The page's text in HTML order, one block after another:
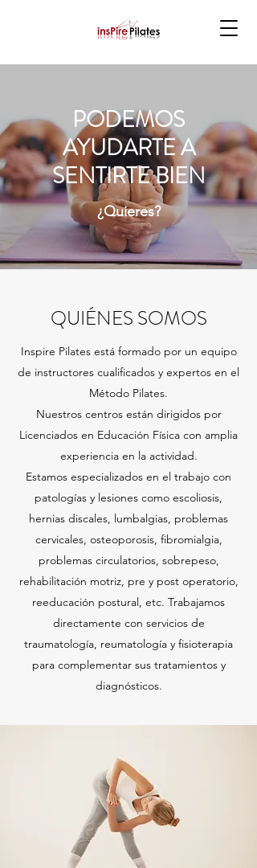
PODEMOS
AYUDARTE A
SENTIRTE BIEN
¿Quieres?
QUIÉNES SOMOS
Inspire Pilates está formado por un equipo
de instructores cualificados y expertos en el
Método Pilates.
Nuestros centros están dirigidos por
Licenciados en Educación Física con amplia
experiencia en la actividad.
Estamos especializados en el trabajo con
patologías y lesiones como escoliosis,
hernias discales, lumbalgias, problemas
cervicales, osteoporosis, fibromialgia,
problemas circulatorios, sobrepeso,
rehabilitación motriz, pre y post operatorio,
reeducación postural, etc. Trabajamos
directamente con servicios de
traumatología, reumatología y fisioterapia
para complementar sus tratamientos y
diagnósticos.